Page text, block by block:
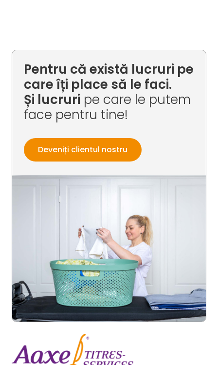
Pentru că există lucruri pe
care îți place să le faci.
Și lucruri pe care le putem
face pentru tine!
Deveniți clientul nostru